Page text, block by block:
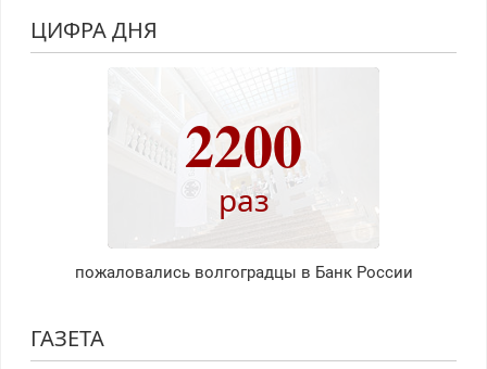
ЦИФРА ДНЯ
2200
раз
пожаловались волгоградцы в Банк России
ГАЗЕТА